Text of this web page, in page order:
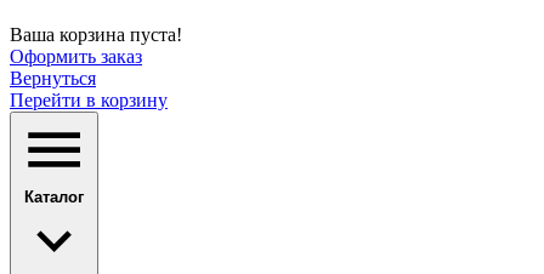
Ваша корзина пуста!
Оформить заказ
Вернуться
Перейти в корзину
Каталог